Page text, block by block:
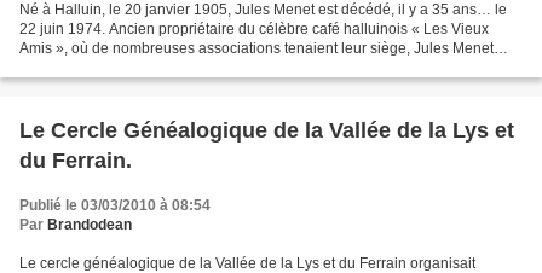
Né à Halluin, le 20 janvier 1905, Jules Menet est décédé, il y a 35 ans… le
22 juin 1974. Ancien propriétaire du célèbre café halluinois « Les Vieux
Amis », où de nombreuses associations tenaient leur siège, Jules Menet
Le Cercle Généalogique de la Vallée de la Lys et
du Ferrain.
Publié le 03/03/2010 à 08:54
Par Brandodean
Le cercle généalogique de la Vallée de la Lys et du Ferrain organisait